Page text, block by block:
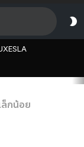
ล็กน้อย